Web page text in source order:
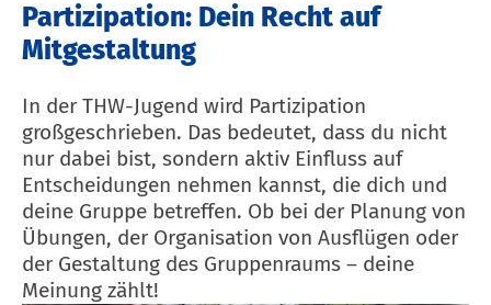
Partizipation: Dein Recht auf
Mitgestaltung
In der THW-Jugend wird Partizipation
großgeschrieben. Das bedeutet, dass du nicht
nur dabei bist, sondern aktiv Einfluss auf
Entscheidungen nehmen kannst, die dich und
deine Gruppe betreffen. Ob bei der Planung von
Übungen, der Organisation von Ausflügen oder
der Gestaltung des Gruppenraums – deine
Meinung zählt!